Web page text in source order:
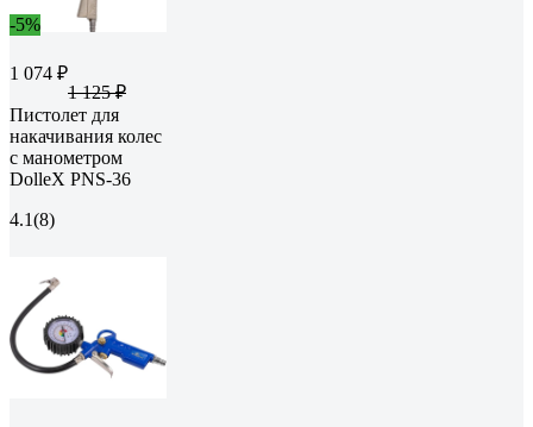
-5%
1 074 ₽
1 125 ₽
Пистолет для
накачивания колес
с манометром
DolleX PNS-36
4.1(8)